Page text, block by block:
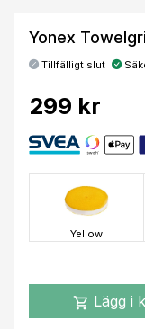
Yonex
Tillfälligt slut
299 kr
Yellow
shopping_cart Lägg i